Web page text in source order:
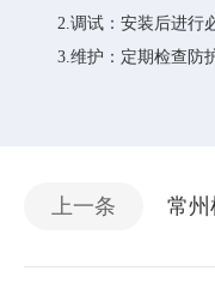
2.调试：安装后进行必
3.维护：定期检查防护
上一条 常州